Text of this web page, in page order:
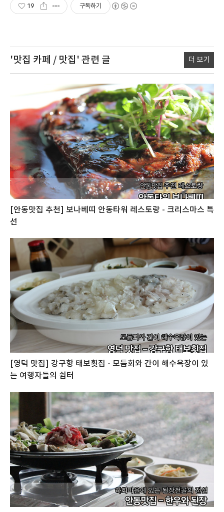
19 구독하기
'맛집 카페 / 맛집' 관련 글 더 보기
[안동맛집 추천] 보나베띠 안동타워 레스토랑 - 크리스마스 특
선
[영덕 맛집] 강구항 태보횟집 - 모듬회와 간이 해수욕장이 있
는 여행자들의 쉼터